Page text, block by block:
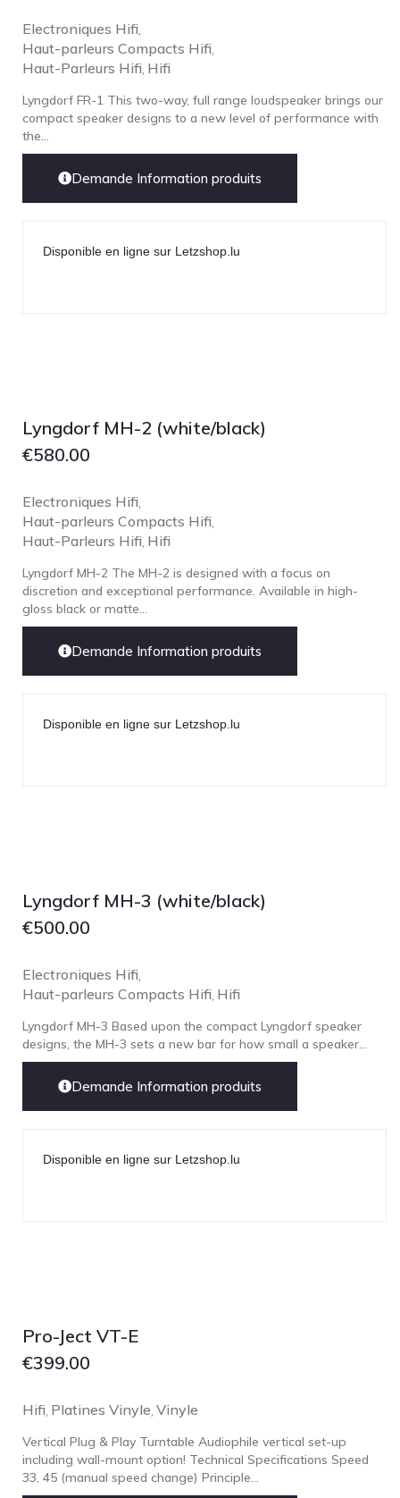
Electroniques Hifi
Haut-parleurs Compacts Hifi
Haut-Parleurs Hifi Hifi
Lyngdorf FR-1 This two-way, full range loudspeaker brings our
compact speaker designs to a new level of performance with
the...
Demande Information produits
Disponible en ligne sur Letzshop.lu
Lyngdorf MH-2 (white/black)
€580.00
Electroniques Hifi
Haut-parleurs Compacts Hifi
Haut-Parleurs Hifi Hifi
Lyngdorf MH-2 The MH-2 is designed with a focus on
discretion and exceptional performance. Available in high-
gloss black or matte...
Demande Information produits
Disponible en ligne sur Letzshop.lu
Lyngdorf MH-3 (white/black)
€500.00
Electroniques Hifi
Haut-parleurs Compacts Hifi Hifi
Lyngdorf MH-3 Based upon the compact Lyngdorf speaker
designs, the MH-3 sets a new bar for how small a speaker...
Demande Information produits
Disponible en ligne sur Letzshop.lu
Pro-Ject VT-E
€399.00
Hifi Platines Vinyle Vinyle
Vertical Plug & Play Turntable Audiophile vertical set-up
including wall-mount option! Technical Specifications Speed
33, 45 (manual speed change) Principle...